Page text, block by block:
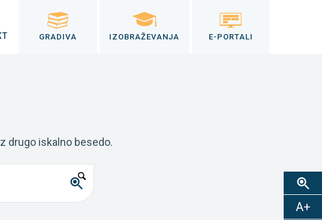
GRADIVA IZOBRAŽEVANJA E-PORTALI
drugo iskalno besedo.
A+